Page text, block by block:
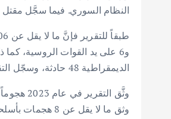
النظام السوري. فيما سجَّل مقتل 3 من الكوادر الإعلامية، بينهم 1 على يد قوت النظام السوري و2 على يد جهات أخرى.
و6 على يد القوات الروسية،
الديمقراطية 48 حادثة، وسجّل التقرير 9 حوادث اعتداء على مراكز حيوية مدنية على يد جهات أخرى.
وثق ما لا يقل عن 8 هجمات بأسلحة حارقة، كانت جميعها على يد قوات النظام السوري، وتسببت في إصابة 3 مدنيين.